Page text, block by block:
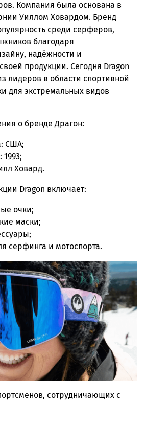
Компания была основана в
Уиллом Ховардом. Бренд
среди серферов,
благодаря
надёжности и
продукции. Сегодня Dragon
лидеров в области спортивной
для экстремальных видов
о бренде Драгон:
США;
1993;
Ховард.
Dragon включает:
очки;
маски;
серфинга и мотоспорта.
сотрудничающих с